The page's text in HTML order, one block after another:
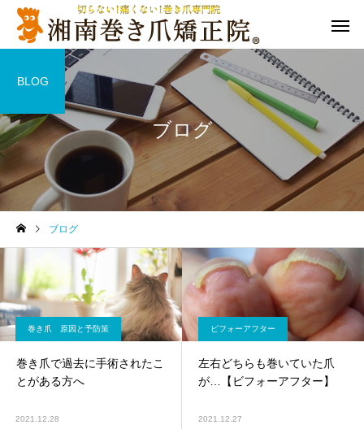
ブログ
BLOG
ブログ
巻き爪 原因と予防策
巻き爪で過去に手術されたこ
とがある方へ
2021.12.28
ビフォーアフター
左右どちらも巻いていた爪
が…【ビフォーアフター】
2021.12.27